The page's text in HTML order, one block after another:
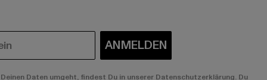
ANMELDEN
Daten umgeht, findest Du in unserer Datenschutzerklärung. Du